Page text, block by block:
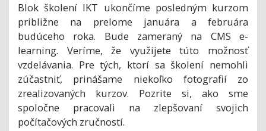
Blok školení IKT ukončíme posledným kurzom
približne na prelome januára a februára
budúceho roka. Bude zameraný na CMS e-
learning. Veríme, že využijete túto možnosť
vzdelávania. Pre tých, ktorí sa školení nemohli
zúčastniť, prinášame niekoľko fotografií zo
zrealizovaných kurzov. Pozrite si, ako sme
spoločne pracovali na zlepšovaní svojich
počítačových zručností.